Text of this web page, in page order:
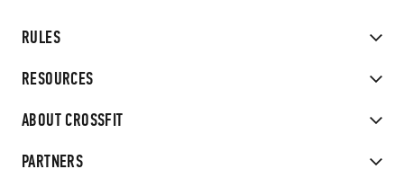
RULES
RESOURCES
ABOUT CROSSFIT
PARTNERS